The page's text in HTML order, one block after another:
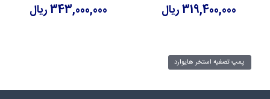
319,400,000 ریال 343,000,000 ریال
پمپ تصفیه استخر هایوارد